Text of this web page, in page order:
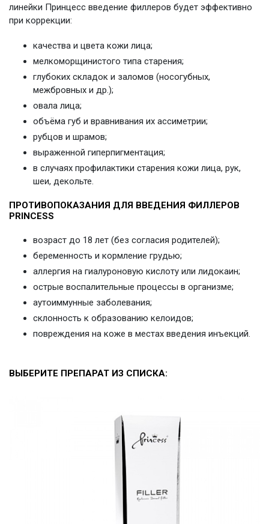
линейки Принцесс введение филлеров будет эффективно
при коррекции:
качества и цвета кожи лица;
мелкоморщинистого типа старения;
глубоких складок и заломов (носогубных,
межбровных и др.);
овала лица;
объёма губ и вравнивания их ассиметрии;
рубцов и шрамов;
выраженной гиперпигментация;
в случаях профилактики старения кожи лица, рук,
шеи, декольте.
ПРОТИВОПОКАЗАНИЯ ДЛЯ ВВЕДЕНИЯ ФИЛЛЕРОВ
PRINCESS
возраст до 18 лет (без согласия родителей);
беременность и кормление грудью;
аллергия на гиалуроновую кислоту или лидокаин;
острые воспалительные процессы в организме;
аутоиммунные заболевания;
склонность к образованию келоидов;
повреждения на коже в местах введения инъекций.
ВЫБЕРИТЕ ПРЕПАРАТ ИЗ СПИСКА: